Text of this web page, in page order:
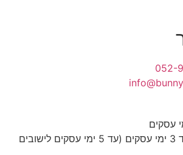
משלוח עם שליח עד 3 ימי עסקים (עד 5 ימי עסקים לישובים